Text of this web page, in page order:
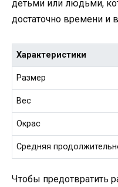
детьми или людьми,
достаточно времени и
Характеристики
Размер
Вес
Окрас
Средняя
Чтобы предотвратить